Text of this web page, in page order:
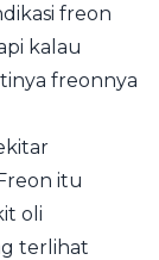
freon
kalau
freonnya
itu
oli
terlihat